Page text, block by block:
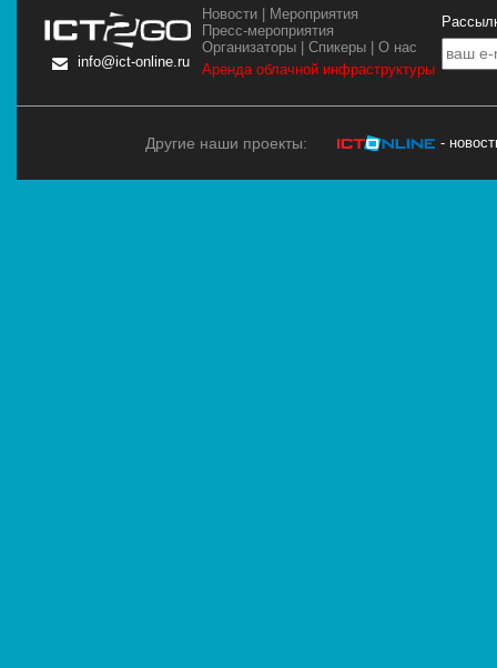
info@ict-online.ru
Новости | Мероприятия
Пресс-мероприятия
Организаторы |Спикеры |О нас
Аренда облачной инфраструктуры
Другие наши проекты: -